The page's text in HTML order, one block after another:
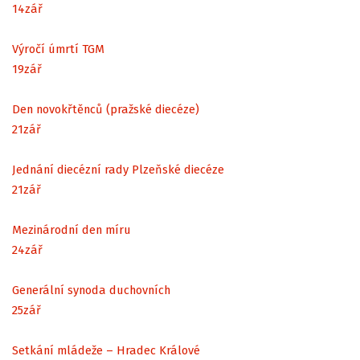
14zář
Výročí úmrtí TGM
19zář
Den novokřtěnců (pražské diecéze)
21zář
Jednání diecézní rady Plzeňské diecéze
21zář
Mezinárodní den míru
24zář
Generální synoda duchovních
25zář
Setkání mládeže – Hradec Králové